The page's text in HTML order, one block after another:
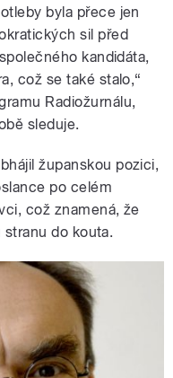
byla přece jen
sil před
kandidáta,
což se také stalo,“
Radiožurnálu,
sleduje.
županskou pozici,
po celém
což znamená, že
do kouta.